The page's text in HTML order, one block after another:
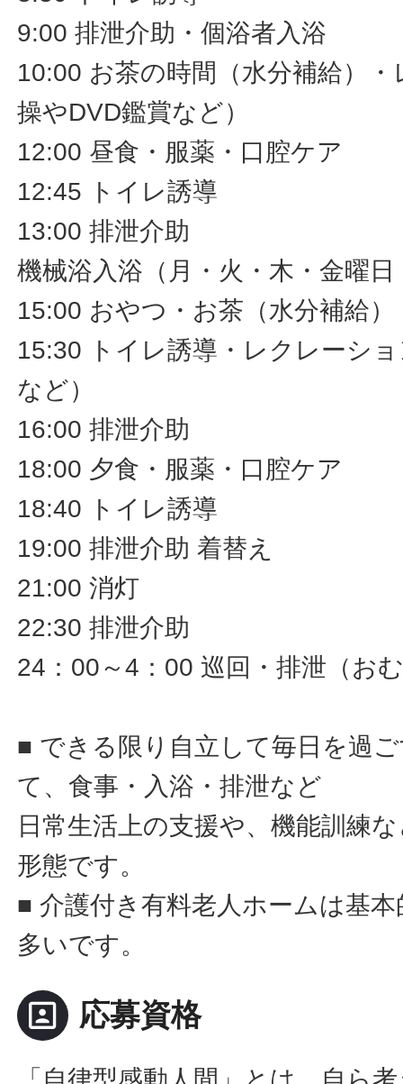
9:00 排泄介助・個浴者入浴
10:00 お茶の時間（水分補給）
操やDVD鑑賞など）
12:00 昼食・服薬・口腔ケア
12:45 トイレ誘導
13:00 排泄介助
機械浴入浴（月・火・木・金曜
15:00 おやつ・お茶（水分補給）
15:30 トイレ誘導・レクレーシ
など）
16:00 排泄介助
18:00 夕食・服薬・口腔ケア
18:40 トイレ誘導
19:00 排泄介助 着替え
21:00 消灯
22:30 排泄介助
24：00～4：00 巡回・排泄（お
■ できる限り自立して毎日を過
て、食事・入浴・排泄など
日常生活上の支援や、機能訓練
形態です。
■ 介護付き有料老人ホームは基
多いです。
portrait 応募資格